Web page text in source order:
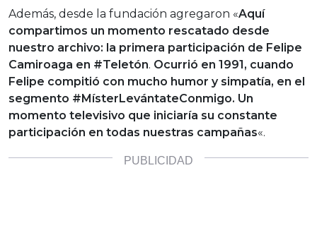
Además, desde la fundación agregaron «Aquí
compartimos un momento rescatado desde
nuestro archivo: la primera participación de Felipe
Camiroaga en #Teletón. Ocurrió en 1991, cuando
Felipe compitió con mucho humor y simpatía, en el
segmento #MísterLevántateConmigo. Un
momento televisivo que iniciaría su constante
participación en todas nuestras campañas«.